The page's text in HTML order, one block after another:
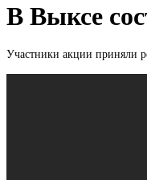
В Выксе
Участники акции приняли